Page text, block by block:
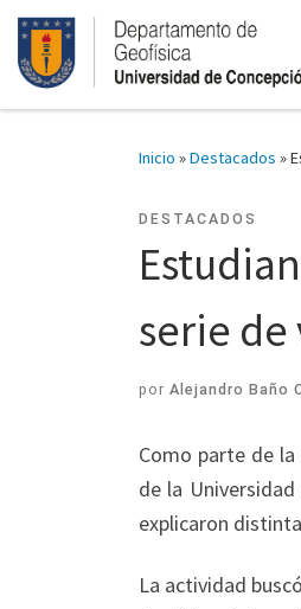
Inicio »Destacados »
DESTACADOS
serie
por Alejandro Baño
Como parte de
de la
explicaron
La actividad